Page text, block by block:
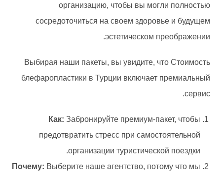
организацию, чтобы вы могли полностью
сосредоточиться на своем здоровье и будущем
эстетическом преображении.
Выбирая наши пакеты, вы увидите, что Стоимость
блефаропластики в Турции включает премиальный
сервис.
Как:Забронируйте премиум-пакет, чтобы
предотвратить стресс при самостоятельной
организации туристической поездки.
Почему:Выберите наше агентство, потому что мы